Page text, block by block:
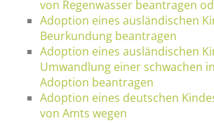
von Regenwasser beantragen
Adoption eines ausländischen
Beurkundung beantragen
Adoption eines ausländischen
Umwandlung einer schwachen
Adoption beantragen
Adoption eines deutschen
von Amts wegen